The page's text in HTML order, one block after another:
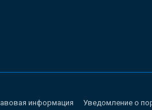
информация Уведомление о